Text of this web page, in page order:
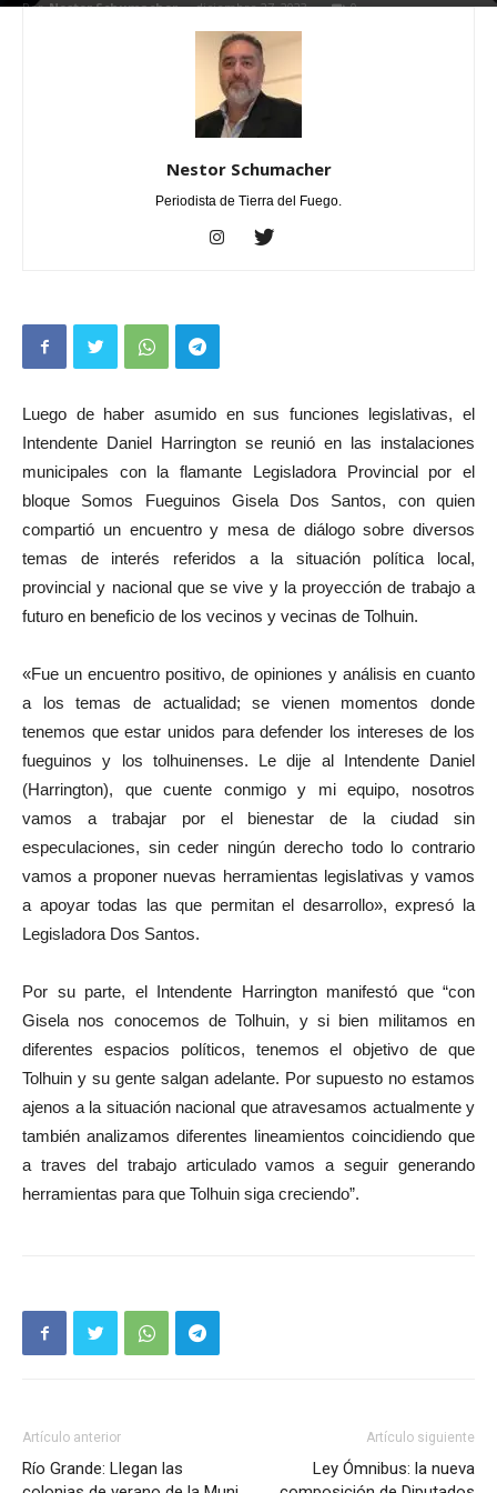
Por Nestor Schumacher - diciembre 27, 2023 0
Nestor Schumacher
Periodista de Tierra del Fuego.
Luego de haber asumido en sus funciones legislativas, el
Intendente Daniel Harrington se reunió en las instalaciones
municipales con la flamante Legisladora Provincial por el
bloque Somos Fueguinos Gisela Dos Santos, con quien
compartió un encuentro y mesa de diálogo sobre diversos
temas de interés referidos a la situación política local,
provincial y nacional que se vive y la proyección de trabajo a
futuro en beneficio de los vecinos y vecinas de Tolhuin.
«Fue un encuentro positivo, de opiniones y análisis en cuanto
a los temas de actualidad; se vienen momentos donde
tenemos que estar unidos para defender los intereses de los
fueguinos y los tolhuinenses. Le dije al Intendente Daniel
(Harrington), que cuente conmigo y mi equipo, nosotros
vamos a trabajar por el bienestar de la ciudad sin
especulaciones, sin ceder ningún derecho todo lo contrario
vamos a proponer nuevas herramientas legislativas y vamos
a apoyar todas las que permitan el desarrollo», expresó la
Legisladora Dos Santos.
Por su parte, el Intendente Harrington manifestó que “con
Gisela nos conocemos de Tolhuin, y si bien militamos en
diferentes espacios políticos, tenemos el objetivo de que
Tolhuin y su gente salgan adelante. Por supuesto no estamos
ajenos a la situación nacional que atravesamos actualmente y
también analizamos diferentes lineamientos coincidiendo que
a traves del trabajo articulado vamos a seguir generando
herramientas para que Tolhuin siga creciendo”.
Artículo anterior
Río Grande: Llegan las
Artículo siguiente
Ley Ómnibus: la nueva